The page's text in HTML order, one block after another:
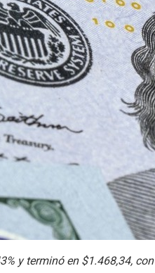
y terminó en $1.468,34,